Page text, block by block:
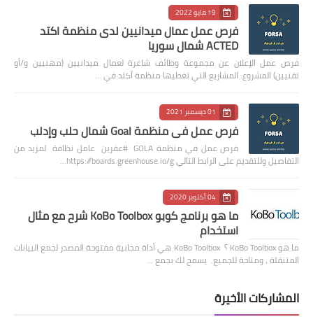
19 مايو 2022
فرص عمل عمال ميدانيين لدى منظمة اكتد
ACTED شمال سوريا
فرص عمل الإعلان عن مجموعة وظائف شاغرة لعمال ميدانيين (مهنيين و/أو
تقنيين) المشروع: المشاريع التي تغطيها منظمة أكتد في …
01 ديسمبر 2021
فرص عمل في منظمة Goal شمال حلب وإدلب
فرص عمل في منظمة GOLA #عفرين عامل نظافة لمزيد من
التفاصيل وللتقديم على الرابط التالي https://boards.greenhouse.io/g…
04 أكتوبر 2020
ما هو برنامج كوبو KoBo Toolbox شرح مع مثال
استخدام
ما هو KoBo Toolbox ؟ KoBo Toolbox هي أداة مجانية مفتوحة المصدر لجمع البيانات
المتنقلة ، ومتاحة للجميع. يسمح لك بجمع …
المشاركات الأخيرة